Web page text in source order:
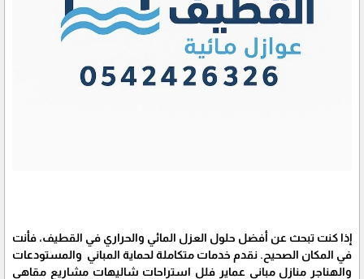
إذا كنت تبحث عن أفضل حلول العزل المائي والحراري في القطيف، فأنت
في المكان الصحيح. نقدم خدمات متكاملة لحماية المباني والمستودعات
والهناجر منازل مباني عماير فلل استراحات شاليهات مشاريع مقاهي